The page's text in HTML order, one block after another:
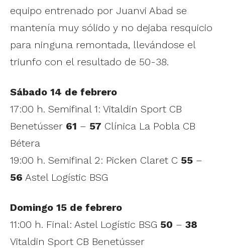
equipo entrenado por Juanvi Abad se
mantenía muy sólido y no dejaba resquicio
para ninguna remontada, llevándose el
triunfo con el resultado de 50-38.
Sábado 14 de febrero
17:00 h. Semifinal 1: Vitaldin Sport CB
Benetússer 61 – 57 Clínica La Pobla CB
Bétera
19:00 h. Semifinal 2: Picken Claret C 55 –
56 Astel Logístic BSG
Domingo 15 de febrero
11:00 h. Final: Astel Logístic BSG 50 – 38
Vitaldin Sport CB Benetússer